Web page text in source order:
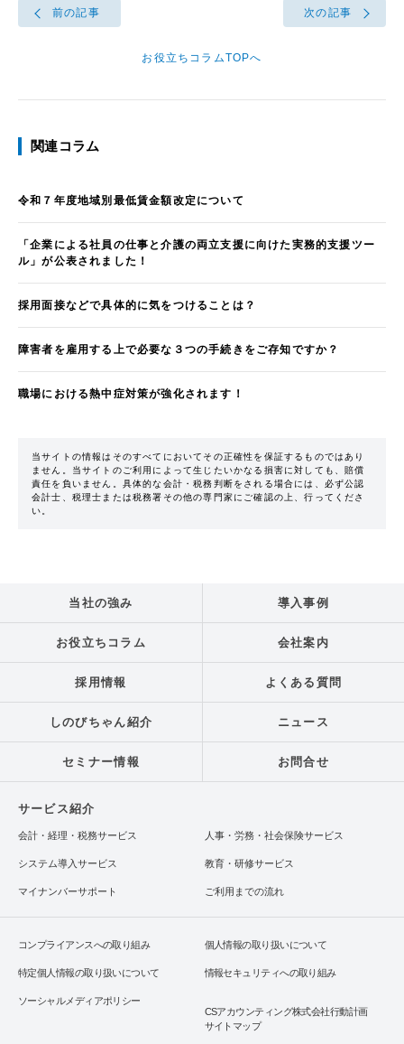
前の記事
お役立ちコラムTOPへ
次の記事
関連コラム
令和７年度地域別最低賃金額改定について
「企業による社員の仕事と介護の両立支援に向けた実務的支援ツー
ル」が公表されました！
採用面接などで具体的に気をつけることは？
障害者を雇用する上で必要な３つの手続きをご存知ですか？
職場における熱中症対策が強化されます！
当サイトの情報はそのすべてにおいてその正確性を保証するものではあり
ません。当サイトのご利用によって生じたいかなる損害に対しても、賠償
責任を負いません。具体的な会計・税務判断をされる場合には、必ず公認
会計士、税理士または税務署その他の専門家にご確認の上、行ってくださ
い。
当社の強み 導入事例
お役立ちコラム 会社案内
採用情報 よくある質問
しのびちゃん紹介 ニュース
セミナー情報 お問合せ
サービス紹介
会計・経理・税務サービス 人事・労務・社会保険サービス
システム導入サービス 教育・研修サービス
マイナンバーサポート ご利用までの流れ
コンプライアンスへの取り組み 個人情報の取り扱いについて
特定個人情報の取り扱いについて 情報セキュリティへの取り組み
ソーシャルメディアポリシー
CSアカウンティング株式会社行動計画
サイトマップ